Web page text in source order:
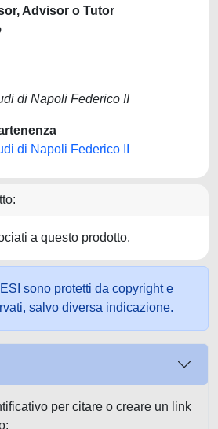
Advisor o Tutor
di Napoli Federico II
di Napoli Federico II
a questo prodotto.
sono protetti da copyright e
salvo diversa indicazione.
per citare o creare un link